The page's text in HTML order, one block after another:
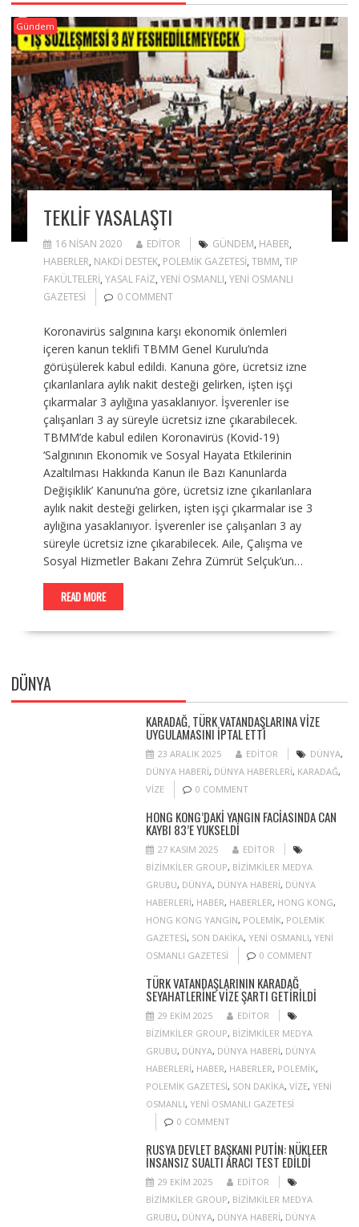
Gündem
TEKLIF YASALAŞTI
16 NISAN 2020 EDITOR GÜNDEM, HABER,
HABERLER, NAKDI DESTEK, POLEMIK GAZETESI, TBMM, TIP
FAKÜLTELERI, YASAL FAIZ, YENI OSMANLI, YENI OSMANLI
GAZETESI
0 COMMENT
Koronavirüs salgınına karşı ekonomik önlemleri
içeren kanun teklifi TBMM Genel Kurulu’nda
görüşülerek kabul edildi. Kanuna göre, ücretsiz izne
çıkarılanlara aylık nakit desteği gelirken, işten işçi
çıkarmalar 3 aylığına yasaklanıyor. İşverenler ise
çalışanları 3 ay süreyle ücretsiz izne çıkarabilecek.
TBMM’de kabul edilen Koronavirüs (Kovid-19)
‘Salgınının Ekonomik ve Sosyal Hayata Etkilerinin
Azaltılması Hakkında Kanun ile Bazı Kanunlarda
Değişiklik’ Kanunu’na göre, ücretsiz izne çıkarılanlara
aylık nakit desteği gelirken, işten işçi çıkarmalar ise 3
aylığına yasaklanıyor. İşverenler ise çalışanları 3 ay
süreyle ücretsiz izne çıkarabilecek. Aile, Çalışma ve
Sosyal Hizmetler Bakanı Zehra Zümrüt Selçuk’un…
READ MORE
DÜNYA
KARADAĞ, TÜRK VATANDAŞLARINA VIZE
UYGULAMASINI IPTAL ETTI
23 ARALIK 2025 EDITOR DÜNYA,
DÜNYA HABERI, DÜNYA HABERLERI, KARADAĞ,
VIZE
0 COMMENT
HONG KONG’DAKI YANGIN FACIASINDA CAN
KAYBI 83’E YÜKSELDI
27 KASIM 2025
EDITOR
BIZIMKILER GROUP, BIZIMKILER MEDYA
GRUBU, DÜNYA, DÜNYA HABERI, DÜNYA
HABERLERI, HABER, HABERLER, HONG KONG,
HONG KONG YANGIN, POLEMIK, POLEMIK
GAZETESI, SON DAKIKA, YENI OSMANLI, YENI
OSMANLI GAZETESI
0 COMMENT
TÜRK VATANDAŞLARININ KARADAĞ
SEYAHATLERINE VIZE ŞARTI GETIRILDI
29 EKIM 2025
EDITOR
BIZIMKILER GROUP, BIZIMKILER MEDYA
GRUBU, DÜNYA, DÜNYA HABERI, DÜNYA
HABERLERI, HABER, HABERLER, POLEMIK,
POLEMIK GAZETESI, SON DAKIKA, VIZE, YENI
OSMANLI, YENI OSMANLI GAZETESI
0 COMMENT
RUSYA DEVLET BAŞKANI PUTIN: NÜKLEER
INSANSIZ SUALTI ARACI TEST EDILDI
29 EKIM 2025
EDITOR
BIZIMKILER GROUP, BIZIMKILER MEDYA
GRUBU, DÜNYA, DÜNYA HABERI, DÜNYA